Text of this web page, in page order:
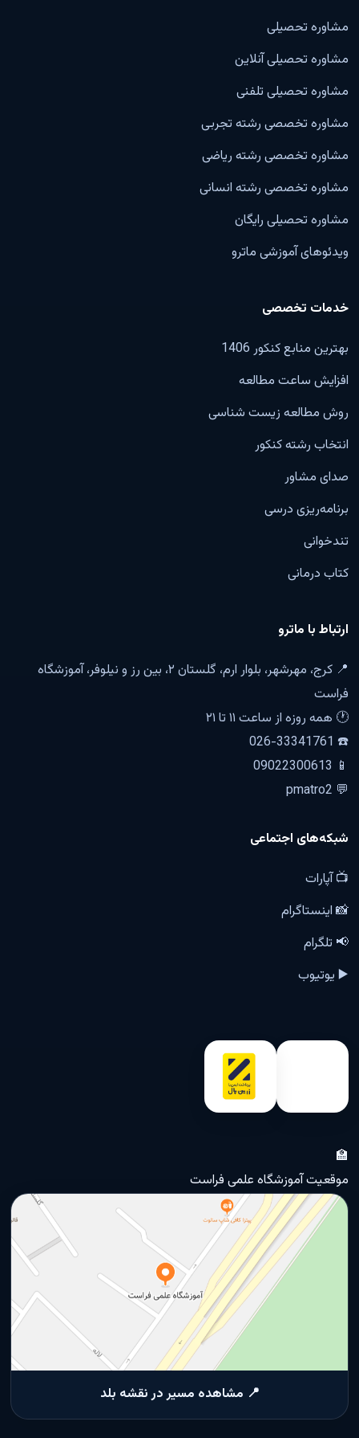
مشاوره تحصیلی
مشاوره تحصیلی آنلاین
مشاوره تحصیلی تلفنی
مشاوره تخصصی رشته تجربی
مشاوره تخصصی رشته ریاضی
مشاوره تخصصی رشته انسانی
مشاوره تحصیلی رایگان
ویدئوهای آموزشی ماترو
خدمات تخصصی
بهترین منابع کنکور 1406
افزایش ساعت مطالعه
روش مطالعه زیست شناسی
انتخاب رشته کنکور
صدای مشاور
برنامه‌ریزی درسی
تندخوانی
کتاب درمانی
ارتباط با ماترو
📍 کرج، مهرشهر، بلوار ارم، گلستان ۲، بین رز و نیلوفر، آموزشگاه
فراست
🕐 همه روزه از ساعت ۱۱ تا ۲۱
☎️ 026-33341761
📱 09022300613
💬 pmatro2
شبکه‌های اجتماعی
📺 آپارات
📸 اینستاگرام
📢 تلگرام
▶️ یوتیوب
🏫
موقعیت آموزشگاه علمی فراست
📍 مشاهده مسیر در نقشه بلد